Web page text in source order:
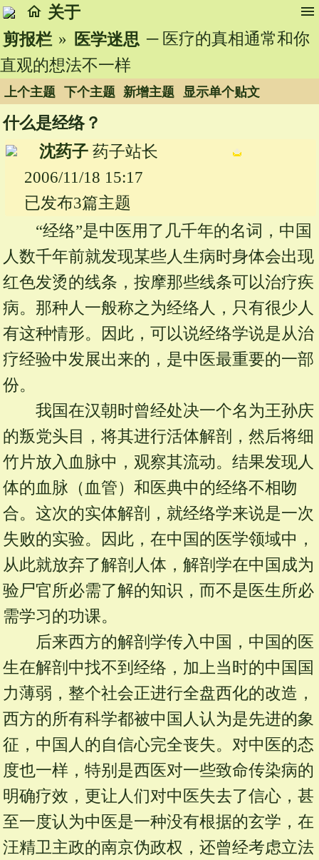
home 关于 menu
剪报栏 » 医学迷思 ─ 医疗的真相通常和你
直观的想法不一样
上个主题 下个主题 新增主题 显示单个贴文
什么是经络？
沈药子 药子站长
2006/11/18 15:17
已发布3篇主题
“经络”是中医用了几千年的名词，中国
人数千年前就发现某些人生病时身体会出现
红色发烫的线条，按摩那些线条可以治疗疾
病。那种人一般称之为经络人，只有很少人
有这种情形。因此，可以说经络学说是从治
疗经验中发展出来的，是中医最重要的一部
份。
我国在汉朝时曾经处决一个名为王孙庆
的叛党头目，将其进行活体解剖，然后将细
竹片放入血脉中，观察其流动。结果发现人
体的血脉（血管）和医典中的经络不相吻
合。这次的实体解剖，就经络学来说是一次
失败的实验。因此，在中国的医学领域中，
从此就放弃了解剖人体，解剖学在中国成为
验尸官所必需了解的知识，而不是医生所必
需学习的功课。
后来西方的解剖学传入中国，中国的医
生在解剖中找不到经络，加上当时的中国国
力薄弱，整个社会正进行全盘西化的改造，
西方的所有科学都被中国人认为是先进的象
征，中国人的自信心完全丧失。对中医的态
度也一样，特别是西医对一些致命传染病的
明确疗效，更让人们对中医失去了信心，甚
至一度认为中医是一种没有根据的玄学，在
汪精卫主政的南京伪政权，还曾经考虑立法